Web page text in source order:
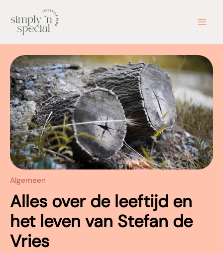
naar
inhoud
Algemeen
Alles over de leeftijd en
het leven van Stefan de
Vries